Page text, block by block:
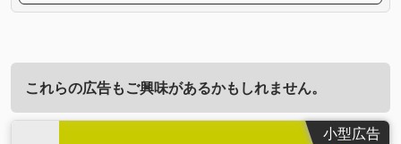
これらの広告もご興味があるかもしれません。
小型広告